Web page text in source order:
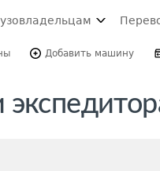
Добавить машину